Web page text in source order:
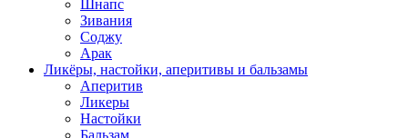
Шнапс
Зивания
Соджу
Арак
Ликёры, настойки, аперитивы и бальзамы
Аперитив
Ликеры
Настойки
Бальзам